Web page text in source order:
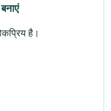
है।